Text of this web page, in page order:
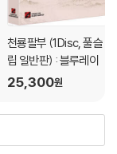
천룡팔부 (1Disc, 풀슬
립 일반판) : 블루레이
25,300원